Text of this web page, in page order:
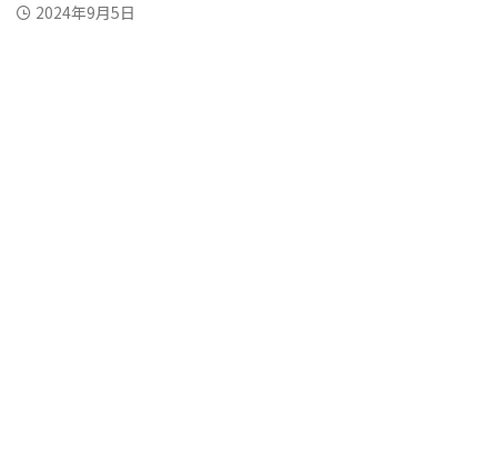
2024年9月5日